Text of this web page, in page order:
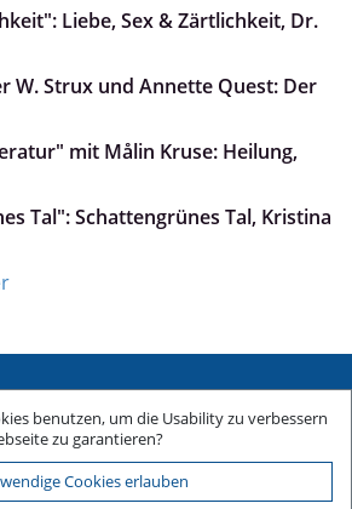
Liebe, Sex & Zärtlichkeit, Dr.
W. Strux und Annette Quest: Der
mit Målin Kruse: Heilung,
Tal": Schattengrünes Tal, Kristina
benutzen, um die Usability zu verbessern
zu garantieren?
Cookies erlauben